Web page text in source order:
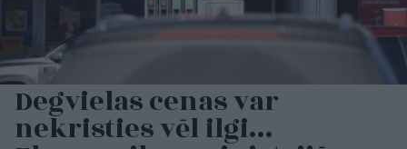
Degvielas cenas var
nekristies vēl ilgi…